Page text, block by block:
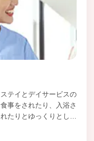
テイとデイサービスの
事をされたり、入浴さ
たりとゆっくりとし